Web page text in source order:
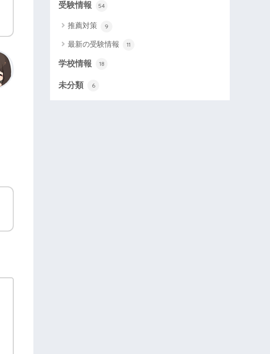
受験情報 54
推薦対策 9
最新の受験情報 11
学校情報 18
未分類 6